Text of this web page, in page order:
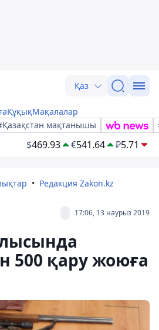
Қаз
ҚұқықМақалалар
мақтанышы
$469.93 €541.64 ₽5.71
Редакция Zakon.kz
17:06, 13 наурыз 2019
500 қару жоюға